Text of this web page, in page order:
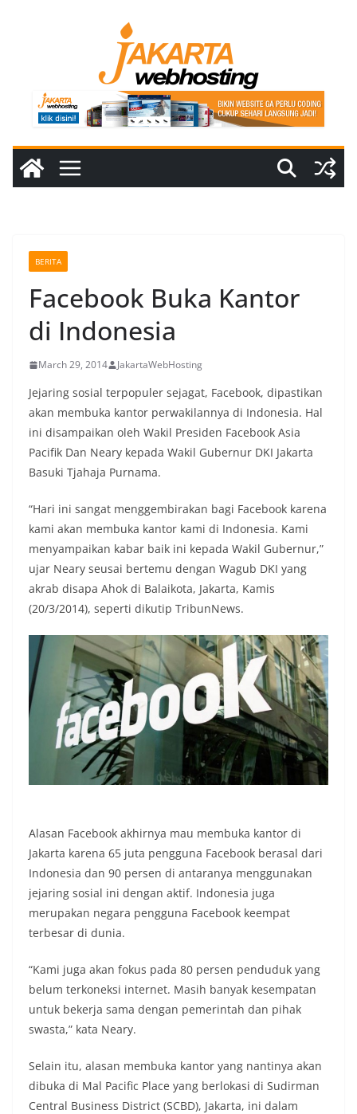
BERITA
Facebook Buka Kantor
di Indonesia
March 29, 2014 JakartaWebHosting
Jejaring sosial terpopuler sejagat, Facebook, dipastikan
akan membuka kantor perwakilannya di Indonesia. Hal
ini disampaikan oleh Wakil Presiden Facebook Asia
Pacifik Dan Neary kepada Wakil Gubernur DKI Jakarta
Basuki Tjahaja Purnama.
“Hari ini sangat menggembirakan bagi Facebook karena
kami akan membuka kantor kami di Indonesia. Kami
menyampaikan kabar baik ini kepada Wakil Gubernur,”
ujar Neary seusai bertemu dengan Wagub DKI yang
akrab disapa Ahok di Balaikota, Jakarta, Kamis
(20/3/2014), seperti dikutip TribunNews.
Alasan Facebook akhirnya mau membuka kantor di
Jakarta karena 65 juta pengguna Facebook berasal dari
Indonesia dan 90 persen di antaranya menggunakan
jejaring sosial ini dengan aktif. Indonesia juga
merupakan negara pengguna Facebook keempat
terbesar di dunia.
“Kami juga akan fokus pada 80 persen penduduk yang
belum terkoneksi internet. Masih banyak kesempatan
untuk bekerja sama dengan pemerintah dan pihak
swasta,” kata Neary.
Selain itu, alasan membuka kantor yang nantinya akan
dibuka di Mal Pacific Place yang berlokasi di Sudirman
Central Business District (SCBD), Jakarta, ini dalam